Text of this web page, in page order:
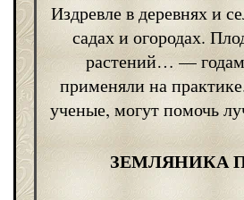
Издревле в деревнях и
садах и огородах.
растений… —
применяли на
ученые, могут помочь
ЗЕМЛЯНИКА